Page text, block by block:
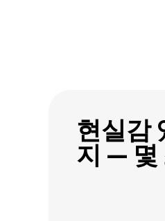
현실감
지 — 몇